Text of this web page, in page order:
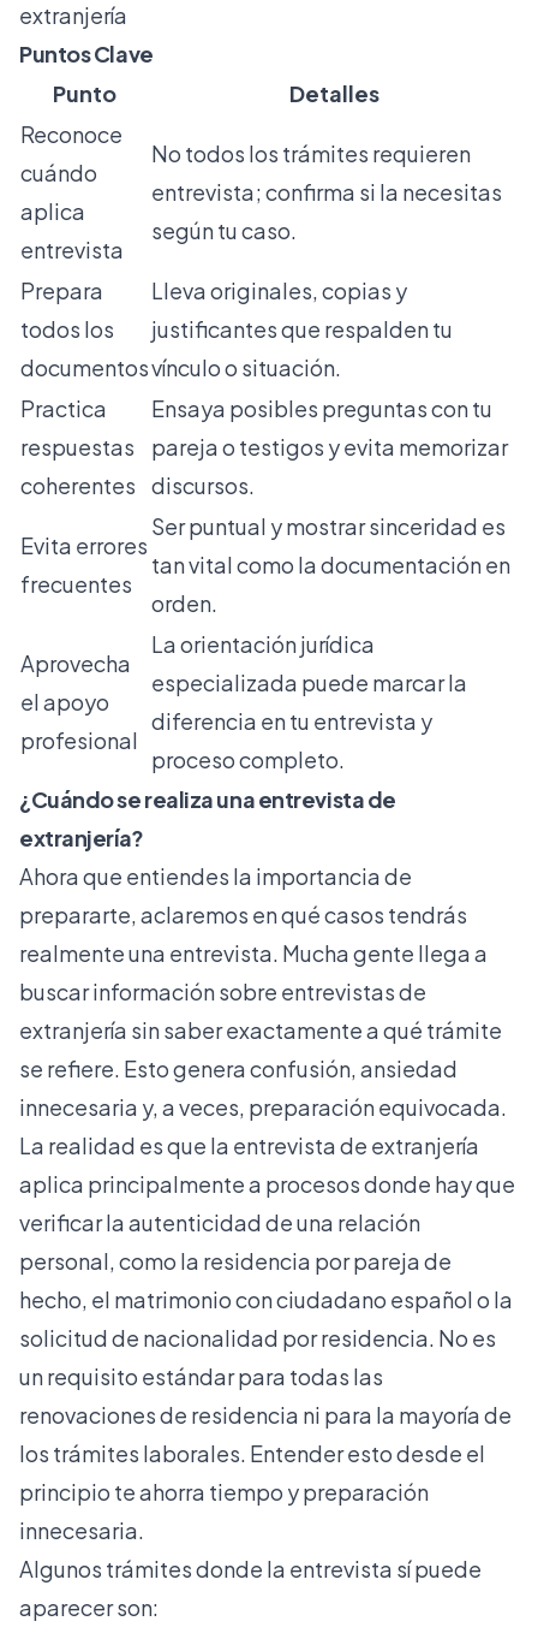
extranjería
Puntos Clave
Punto
Detalles
Reconoce
cuándo
aplica
entrevista
No todos los trámites requieren
entrevista; confirma si la necesitas
según tu caso.
Prepara
todos los
documentos
Lleva originales, copias y
justificantes que respalden tu
vínculo o situación.
Practica
respuestas
coherentes
Ensaya posibles preguntas con tu
pareja o testigos y evita memorizar
discursos.
Evita errores
frecuentes
Ser puntual y mostrar sinceridad es
tan vital como la documentación en
orden.
Aprovecha
el apoyo
profesional
La orientación jurídica
especializada puede marcar la
diferencia en tu entrevista y
proceso completo.
¿Cuándo se realiza una entrevista de
extranjería?
Ahora que entiendes la importancia de
prepararte, aclaremos en qué casos tendrás
realmente una entrevista. Mucha gente llega a
buscar información sobre entrevistas de
extranjería sin saber exactamente a qué trámite
se refiere. Esto genera confusión, ansiedad
innecesaria y, a veces, preparación equivocada.
La realidad es que la entrevista de extranjería
aplica principalmente a procesos donde hay que
verificar la autenticidad de una relación
personal, como la residencia por pareja de
hecho, el matrimonio con ciudadano español o la
solicitud de nacionalidad por residencia. No es
un requisito estándar para todas las
renovaciones de residencia ni para la mayoría de
los trámites laborales. Entender esto desde el
principio te ahorra tiempo y preparación
innecesaria.
Algunos trámites donde la entrevista sí puede
aparecer son: